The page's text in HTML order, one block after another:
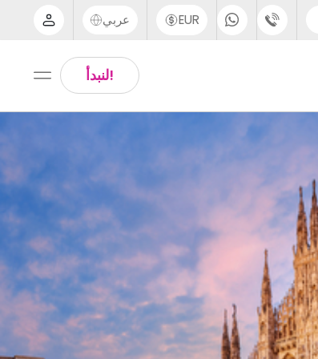
UK - +44 (0) 20 3871 8666
EUR عربي
Arabic
English
!لنبدأ